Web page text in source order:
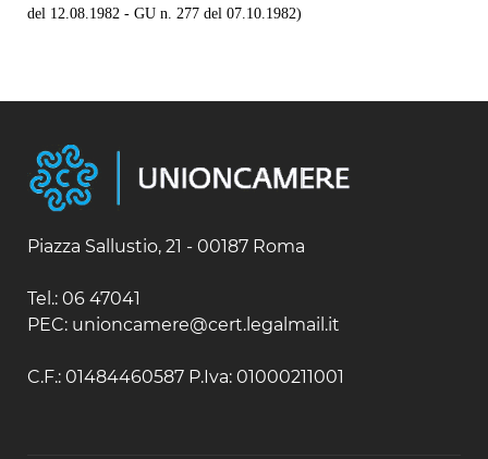
del 12.08.1982 - GU n. 277 del 07.10.1982)
Piazza Sallustio, 21 - 00187 Roma
Tel.: 06 47041
PEC: unioncamere@cert.legalmail.it
C.F.: 01484460587 P.Iva: 01000211001